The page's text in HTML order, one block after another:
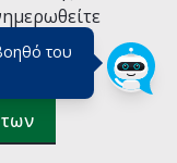
του